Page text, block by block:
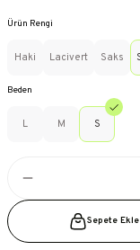
Ürün Rengi
Haki Lacivert Saks
Beden
L M S
Sepete Ekle